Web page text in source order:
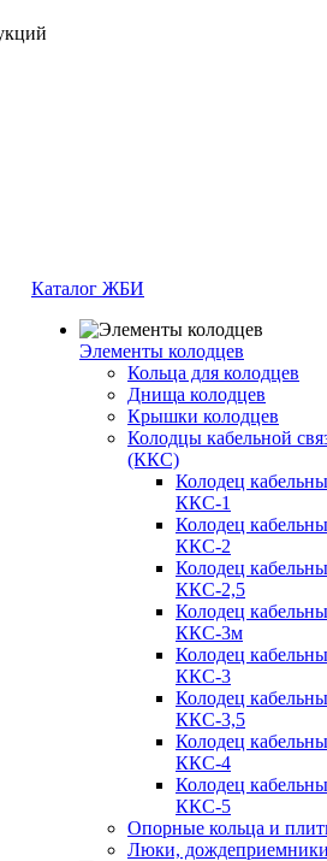
Каталог ЖБИ
Элементы колодцев
Кольца для колодцев
Днища колодцев
Крышки колодцев
Колодцы кабельной
(ККС)
Колодец
ККС-1
Колодец
ККС-2
Колодец
ККС-2,5
Колодец
ККС-3м
Колодец
ККС-3
Колодец
ККС-3,5
Колодец
ККС-4
Колодец
ККС-5
Опорные кольца и
Люки,